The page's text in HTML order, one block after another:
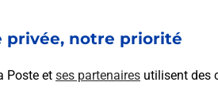
privée, notre priorité
Poste et ses partenaires utilisent des
Poste
à 08h30